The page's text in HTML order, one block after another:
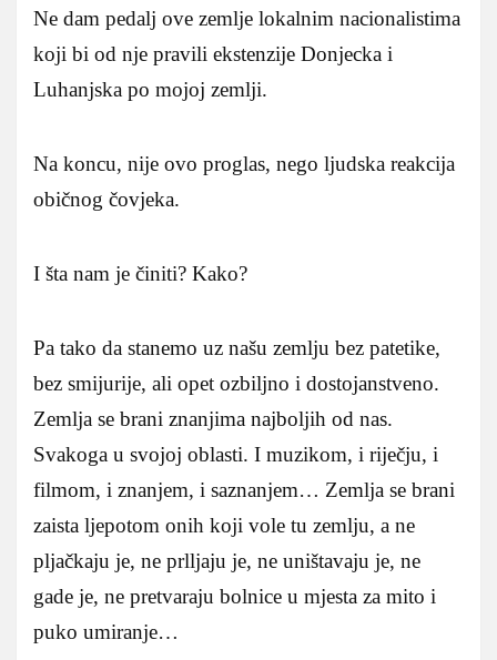
Ne dam pedalj ove zemlje lokalnim nacionalistima
koji bi od nje pravili ekstenzije Donjecka i
Luhanjska po mojoj zemlji.
Na koncu, nije ovo proglas, nego ljudska reakcija
običnog čovjeka.
I šta nam je činiti? Kako?
Pa tako da stanemo uz našu zemlju bez patetike,
bez smijurije, ali opet ozbiljno i dostojanstveno.
Zemlja se brani znanjima najboljih od nas.
Svakoga u svojoj oblasti. I muzikom, i riječju, i
filmom, i znanjem, i saznanjem… Zemlja se brani
zaista ljepotom onih koji vole tu zemlju, a ne
pljačkaju je, ne prlljaju je, ne uništavaju je, ne
gade je, ne pretvaraju bolnice u mjesta za mito i
puko umiranje…